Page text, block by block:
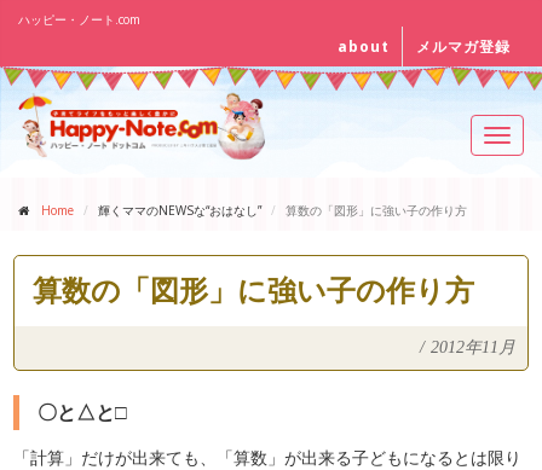
ハッピー・ノート.com
about メルマガ登録
Home 輝くママのNEWSな“おはなし” 算数の「図形」に強い子の作り方
算数の「図形」に強い子の作り方
/ 2012年11月
〇と△と□
「計算」だけが出来ても、「算数」が出来る子どもになるとは限り